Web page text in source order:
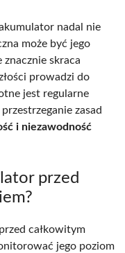
nadal nie
może być jego
znacznie skraca
prowadzi do
jest regularne
zasad
i niezawodność
przed
całkowitym
jego poziom